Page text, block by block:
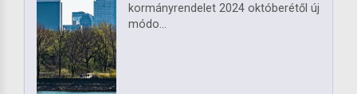
kormányrendelet 2024 októberétől új
módo...